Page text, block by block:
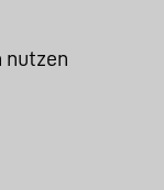
nutzen